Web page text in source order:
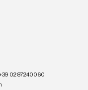
02 87240060